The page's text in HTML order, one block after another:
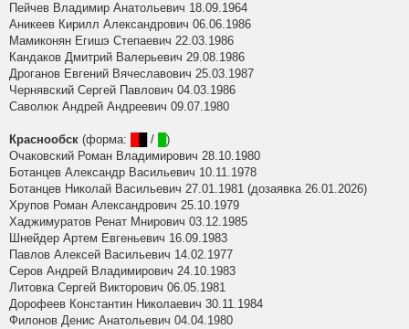
Пейчев Владимир Анатольевич 18.09.1964
Аникеев Кирилл Александрович 06.06.1986
Мамиконян Егишэ Степаевич 22.03.1986
Кандаков Дмитрий Валерьевич 29.08.1986
Дроганов Евгений Вячеславович 25.03.1987
Чернявский Сергей Павлович 04.03.1986
Саволюк Андрей Андреевич 09.07.1980
Краснообск (форма: /
)
Очаковский Роман Владимирович 28.10.1980
Ботанцев Александр Васильевич 10.11.1978
Ботанцев Николай Васильевич 27.01.1981 (дозаявка 26.01.2026)
Хрупов Роман Александрович 25.10.1979
Хаджимуратов Ренат Мнирович 03.12.1985
Шнейдер Артем Евгеньевич 16.09.1983
Павлов Алексей Васильевич 14.02.1977
Серов Андрей Владимирович 24.10.1983
Литовка Сергей Викторович 06.05.1981
Дорофеев Константин Николаевич 30.11.1984
Филонов Денис Анатольевич 04.04.1980